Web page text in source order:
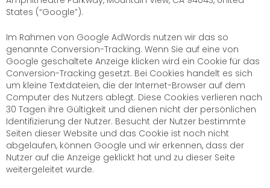
States (“Google”).
Im Rahmen von Google AdWords nutzen wir das so
genannte Conversion-Tracking. Wenn Sie auf eine von
Google geschaltete Anzeige klicken wird ein Cookie für das
Conversion-Tracking gesetzt. Bei Cookies handelt es sich
um kleine Textdateien, die der Internet-Browser auf dem
Computer des Nutzers ablegt. Diese Cookies verlieren nach
30 Tagen ihre Gültigkeit und dienen nicht der persönlichen
Identifizierung der Nutzer. Besucht der Nutzer bestimmte
Seiten dieser Website und das Cookie ist noch nicht
abgelaufen, können Google und wir erkennen, dass der
Nutzer auf die Anzeige geklickt hat und zu dieser Seite
weitergeleitet wurde.